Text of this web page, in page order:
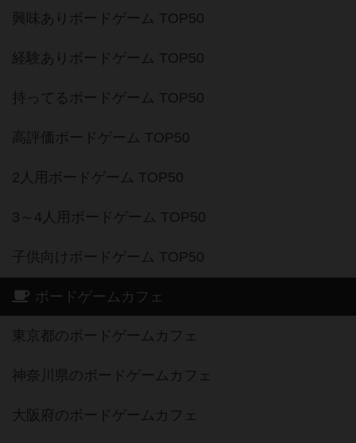
興味ありボードゲーム TOP50
経験ありボードゲーム TOP50
持ってるボードゲーム TOP50
高評価ボードゲーム TOP50
2人用ボードゲーム TOP50
3～4人用ボードゲーム TOP50
子供向けボードゲーム TOP50
ボードゲームカフェ
東京都のボードゲームカフェ
神奈川県のボードゲームカフェ
大阪府のボードゲームカフェ